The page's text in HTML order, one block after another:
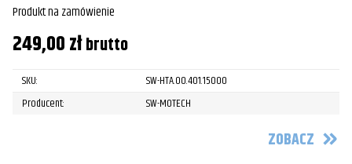
Produkt na zamówienie
249,00złbrutto
SKU:
SW-HTA.00.401.15000
Producent:
SW-MOTECH
ZOBACZ